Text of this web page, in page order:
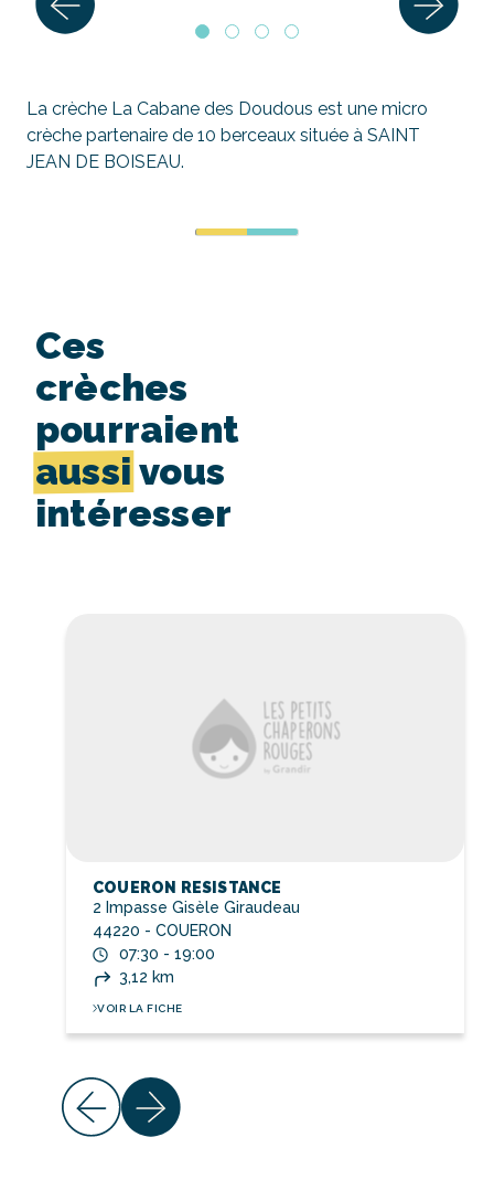
La crèche La Cabane des Doudous est une micro
crèche partenaire de 10 berceaux située à SAINT
JEAN DE BOISEAU.
Ces
crèches
pourraient
aussi vous
intéresser
COUERON RESISTANCE
2 Impasse Gisèle Giraudeau
44220 - COUERON
07:30 - 19:00
3,12 km
VOIR LA FICHE